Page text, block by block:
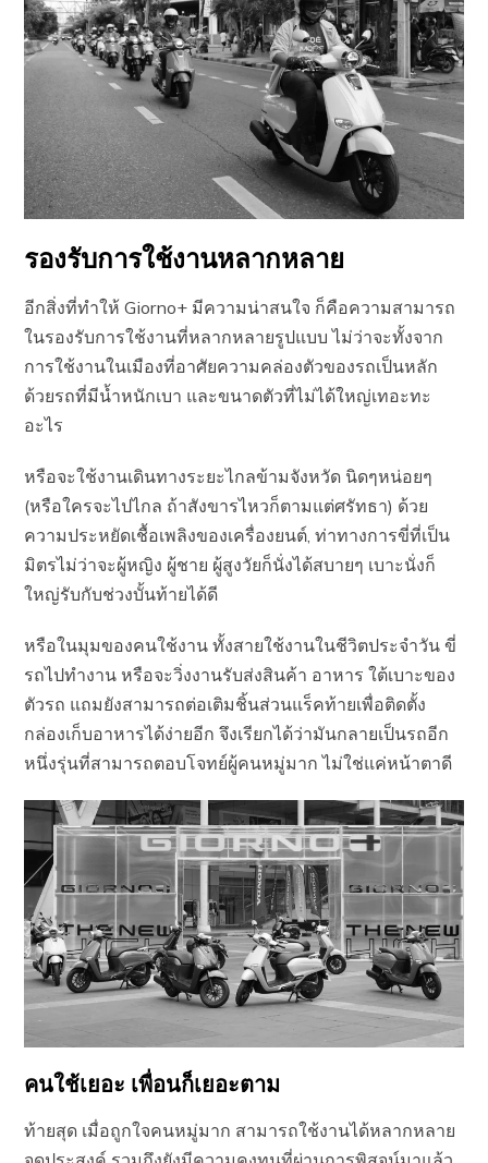
รองรับการใช้งานหลากหลาย
อีกสิ่งที่ทำให้ Giorno+ มีความน่าสนใจ ก็คือความสามารถ
ในรองรับการใช้งานที่หลากหลายรูปแบบ ไม่ว่าจะทั้งจาก
การใช้งานในเมืองที่อาศัยความคล่องตัวของรถเป็นหลัก
ด้วยรถที่มีน้ำหนักเบา และขนาดตัวที่ไม่ได้ใหญ่เทอะทะ
อะไร
หรือจะใช้งานเดินทางระยะไกลข้ามจังหวัด นิดๆหน่อยๆ
(หรือใครจะไปไกล ถ้าสังขารไหวก็ตามแต่ศรัทธา) ด้วย
ความประหยัดเชื้อเพลิงของเครื่องยนต์, ท่าทางการขี่ที่เป็น
มิตรไม่ว่าจะผู้หญิง ผู้ชาย ผู้สูงวัยก็นั่งได้สบายๆ เบาะนั่งก็
ใหญ่รับกับช่วงบั้นท้ายได้ดี
หรือในมุมของคนใช้งาน ทั้งสายใช้งานในชีวิตประจำวัน ขี่
รถไปทำงาน หรือจะวิ่งงานรับส่งสินค้า อาหาร ใต้เบาะของ
ตัวรถ แถมยังสามารถต่อเติมชิ้นส่วนแร็คท้ายเพื่อติดตั้ง
กล่องเก็บอาหารได้ง่ายอีก จึงเรียกได้ว่ามันกลายเป็นรถอีก
หนึ่งรุ่นที่สามารถตอบโจทย์ผู้คนหมู่มาก ไม่ใช่แค่หน้าตาดี
คนใช้เยอะ เพื่อนก็เยอะตาม
ท้ายสุด เมื่อถูกใจคนหมู่มาก สามารถใช้งานได้หลากหลาย